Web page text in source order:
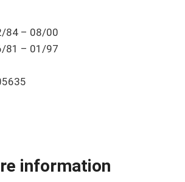
84 – 08/00
81 – 01/97
information